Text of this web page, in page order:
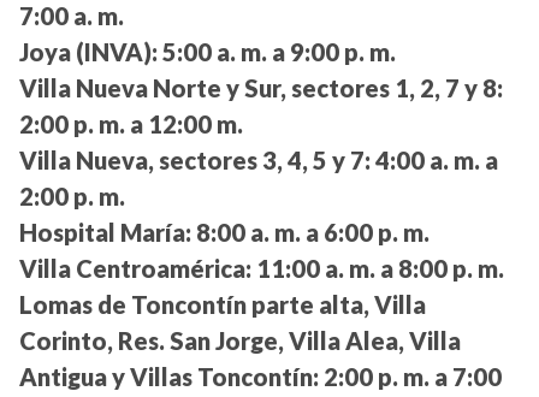
7:00 a. m.
Joya (INVA): 5:00 a. m. a 9:00 p. m.
Villa Nueva Norte y Sur, sectores 1, 2, 7 y 8:
2:00 p. m. a 12:00 m.
Villa Nueva, sectores 3, 4, 5 y 7: 4:00 a. m. a
2:00 p. m.
Hospital María: 8:00 a. m. a 6:00 p. m.
Villa Centroamérica: 11:00 a. m. a 8:00 p. m.
Lomas de Toncontín parte alta, Villa
Corinto, Res. San Jorge, Villa Alea, Villa
Antigua y Villas Toncontín: 2:00 p. m. a 7:00